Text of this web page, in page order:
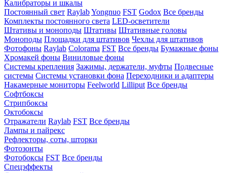
Калибраторы и шкалы
Постоянный свет RaylabYongnuo FST Godox Все бренды
Комплекты постоянного света LED-осветители
Штативы и моноподы Штативы Штативные головы
Моноподы Площадки для штативов Чехлы для штативов
Фотофоны Raylab Colorama FST Все бренды Бумажные фоны
Хромакей фоны Виниловые фоны
Системы крепления Зажимы, держатели, муфты Подвесные
системы Системы установки фона Переходники и адаптеры
Накамерные мониторы Feelworld Lilliput Все бренды
Софтбоксы
Стрипбоксы
Октобоксы
Отражатели Raylab FST Все бренды
Лампы и пайрекс
Рефлекторы, соты, шторки
Фотозонты
Фотобоксы FST Все бренды
Спецэффекты